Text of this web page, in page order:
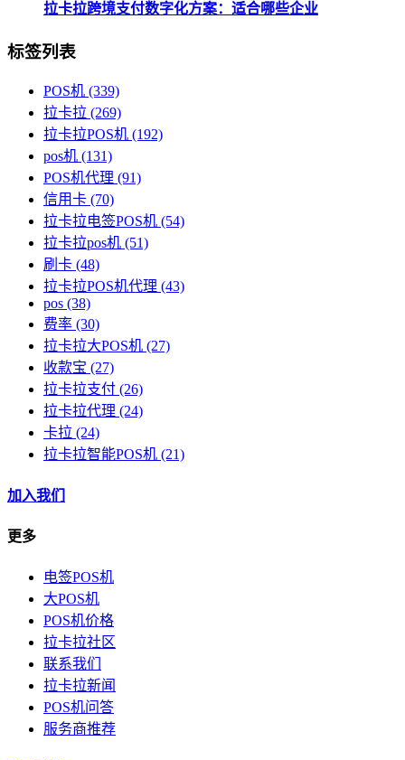
拉卡拉跨境支付数字化方案：适合哪些企业
标签列表
POS机 (339)
拉卡拉 (269)
拉卡拉POS机 (192)
pos机 (131)
POS机代理 (91)
信用卡 (70)
拉卡拉电签POS机 (54)
拉卡拉pos机 (51)
刷卡 (48)
拉卡拉POS机代理 (43)
pos (38)
费率 (30)
拉卡拉大POS机 (27)
收款宝 (27)
拉卡拉支付 (26)
拉卡拉代理 (24)
卡拉 (24)
拉卡拉智能POS机 (21)
加入我们
更多
电签POS机
大POS机
POS机价格
拉卡拉社区
联系我们
拉卡拉新闻
POS机问答
服务商推荐